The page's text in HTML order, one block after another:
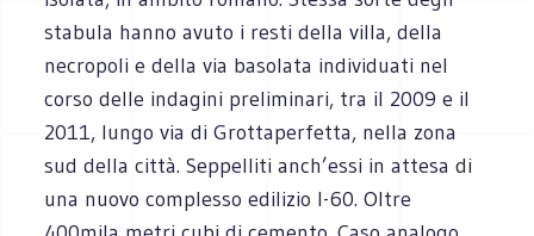
stabula hanno avuto i resti della villa, della
necropoli e della via basolata individuati nel
corso delle indagini preliminari, tra il 2009 e il
2011, lungo via di Grottaperfetta, nella zona
sud della città. Seppelliti anch’essi in attesa di
una nuovo complesso edilizio I-60. Oltre